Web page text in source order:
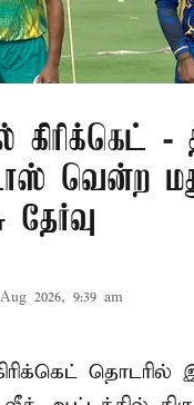
கிரிக்கெட் -
வென்ற
தேர்வு
2026, 9:39 am
தொடரில்